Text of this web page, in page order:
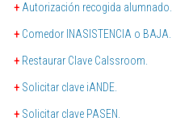
+ Autorización recogida alumnado.
+ Comedor INASISTENCIA o BAJA.
+ Restaurar Clave Calssroom.
+ Solicitar clave iANDE.
+ Solicitar clave PASEN.